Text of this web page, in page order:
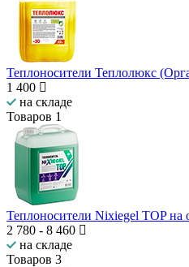
Теплоносители Теплолюкс
1 400
на складе
Товаров 1
Теплоносители Nixiegel TOP на
2 780 - 8 460
на складе
Товаров 3